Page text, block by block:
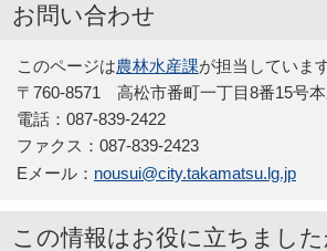
お問い合わせ
このページは農林水産課が担当しています
〒760-8571 高松市番町一丁目8番15号
電話：087-839-2422
ファクス：087-839-2423
Eメール： nousui@city.takamatsu.lg.jp
この情報はお役に立ちました